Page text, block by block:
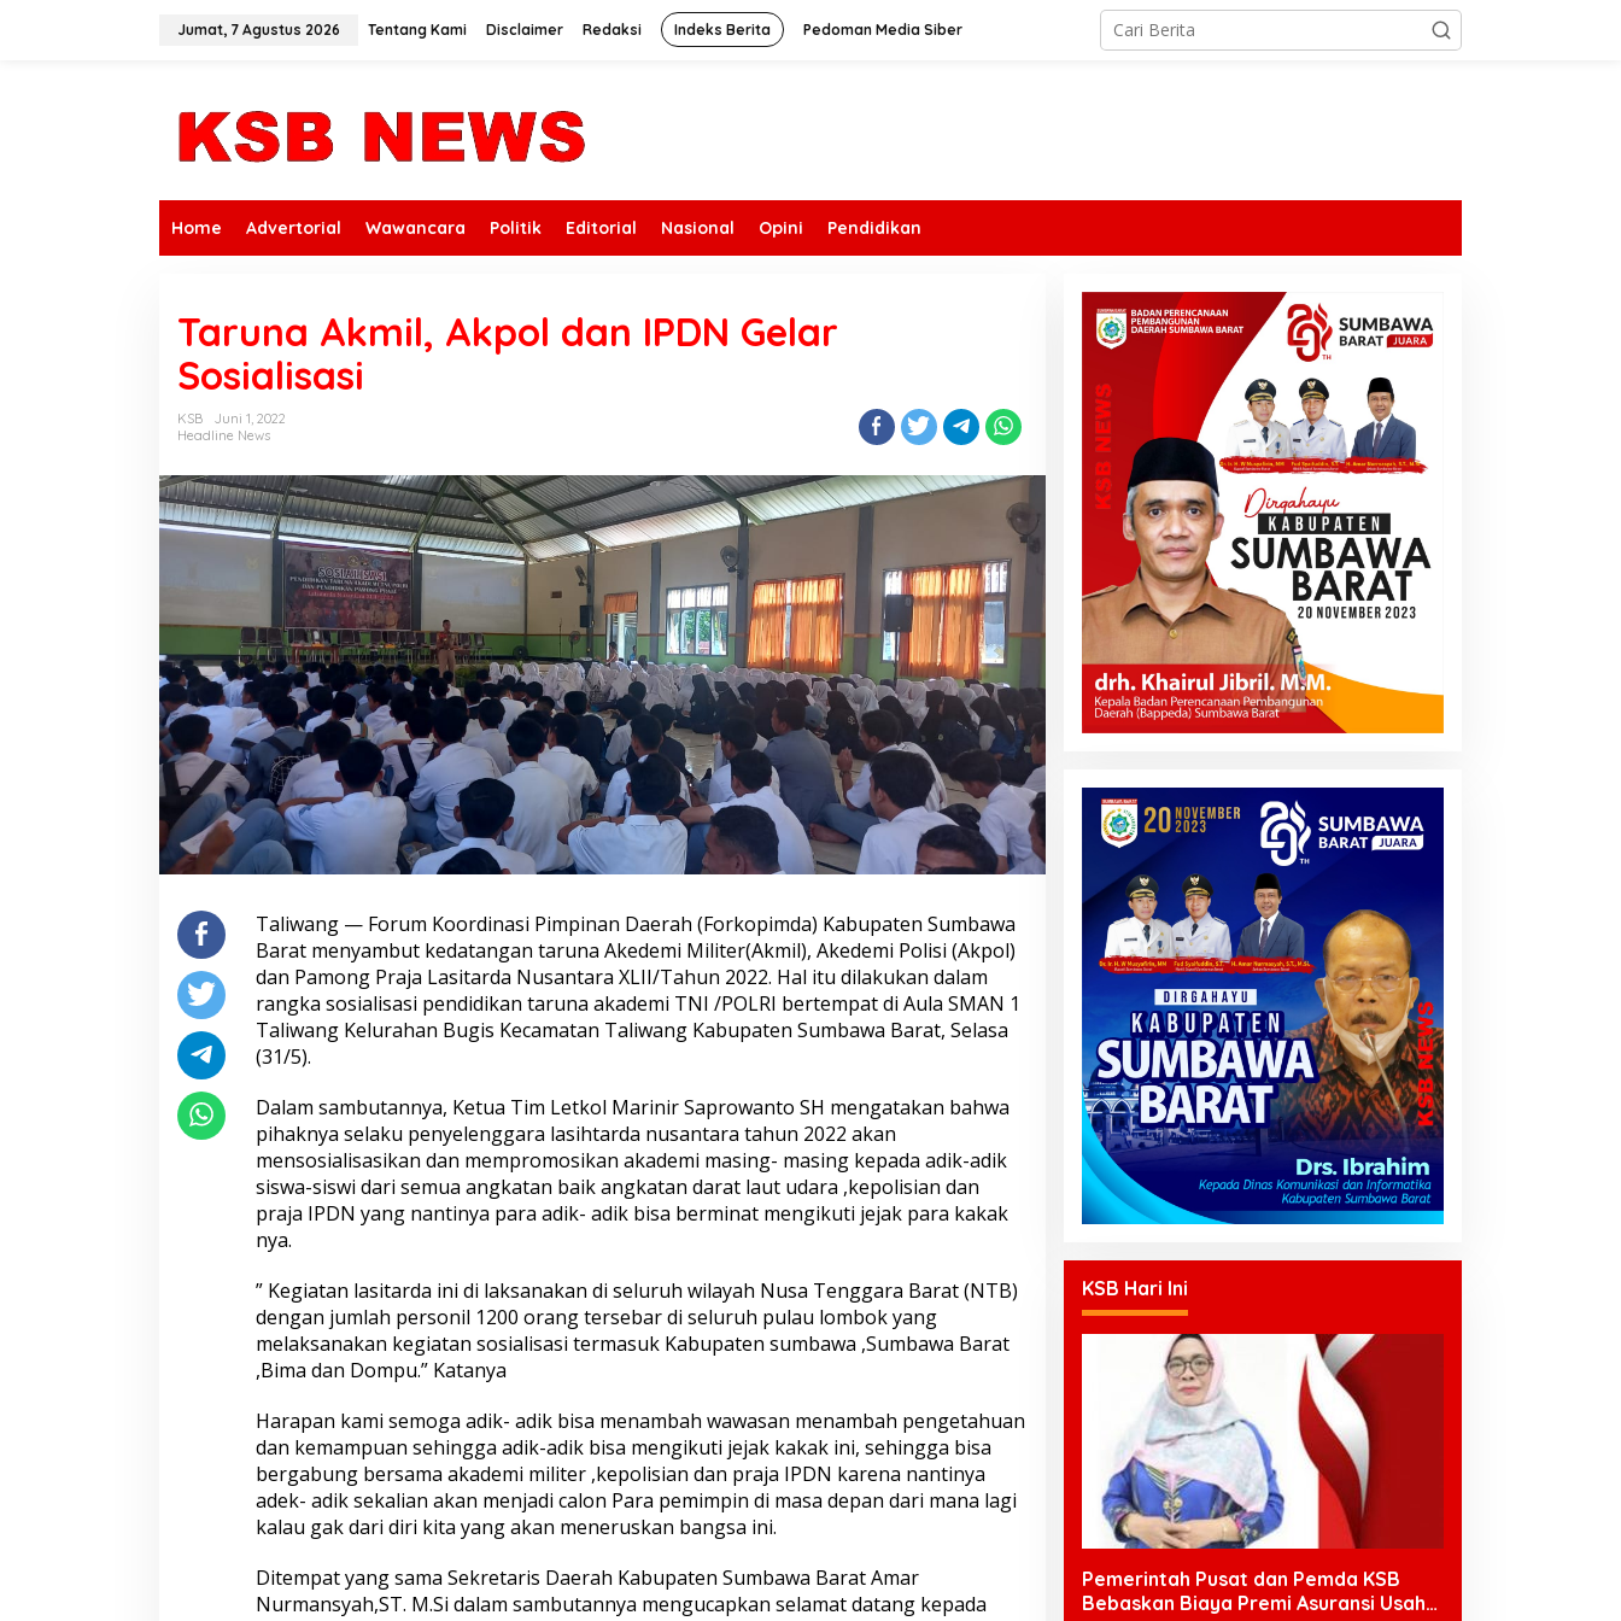
Jumat, 7 Agustus 2026 Tentang Kami Disclaimer Redaksi Indeks Berita Pedoman Media Siber
Home Advertorial Wawancara Politik Editorial Nasional Opini Pendidikan
Taruna Akmil, Akpol dan IPDN Gelar
Sosialisasi
KSB
Juni 1, 2022
Headline News
Taliwang — Forum Koordinasi Pimpinan Daerah (Forkopimda) Kabupaten Sumbawa
Barat menyambut kedatangan taruna Akedemi Militer(Akmil), Akedemi Polisi (Akpol)
dan Pamong Praja Lasitarda Nusantara XLII/Tahun 2022. Hal itu dilakukan dalam
rangka sosialisasi pendidikan taruna akademi TNI /POLRI bertempat di Aula SMAN 1
Taliwang Kelurahan Bugis Kecamatan Taliwang Kabupaten Sumbawa Barat, Selasa
(31/5).
Dalam sambutannya, Ketua Tim Letkol Marinir Saprowanto SH mengatakan bahwa
pihaknya selaku penyelenggara lasihtarda nusantara tahun 2022 akan
mensosialisasikan dan mempromosikan akademi masing- masing kepada adik-adik
siswa-siswi dari semua angkatan baik angkatan darat laut udara ,kepolisian dan
praja IPDN yang nantinya para adik- adik bisa berminat mengikuti jejak para kakak
nya.
” Kegiatan lasitarda ini di laksanakan di seluruh wilayah Nusa Tenggara Barat (NTB)
dengan jumlah personil 1200 orang tersebar di seluruh pulau lombok yang
melaksanakan kegiatan sosialisasi termasuk Kabupaten sumbawa ,Sumbawa Barat
,Bima dan Dompu.” Katanya
Harapan kami semoga adik- adik bisa menambah wawasan menambah pengetahuan
dan kemampuan sehingga adik-adik bisa mengikuti jejak kakak ini, sehingga bisa
bergabung bersama akademi militer ,kepolisian dan praja IPDN karena nantinya
adek- adik sekalian akan menjadi calon Para pemimpin di masa depan dari mana lagi
kalau gak dari diri kita yang akan meneruskan bangsa ini.
Ditempat yang sama Sekretaris Daerah Kabupaten Sumbawa Barat Amar
Nurmansyah,ST. M.Si dalam sambutannya mengucapkan selamat datang kepada
KSB Hari Ini
Pemerintah Pusat dan Pemda KSB
Bebaskan Biaya Premi Asuransi Usaha